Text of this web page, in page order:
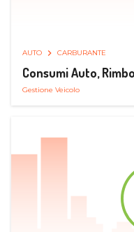
AUTO CARBURANTE
Consumi Auto,
Gestione Veicolo